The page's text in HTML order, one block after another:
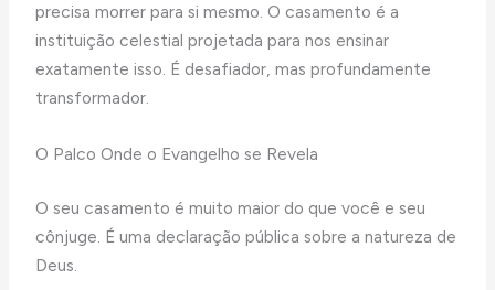
precisa morrer para si mesmo. O casamento é a
instituição celestial projetada para nos ensinar
exatamente isso. É desafiador, mas profundamente
transformador.
O Palco Onde o Evangelho se Revela
O seu casamento é muito maior do que você e seu
cônjuge. É uma declaração pública sobre a natureza de
Deus.